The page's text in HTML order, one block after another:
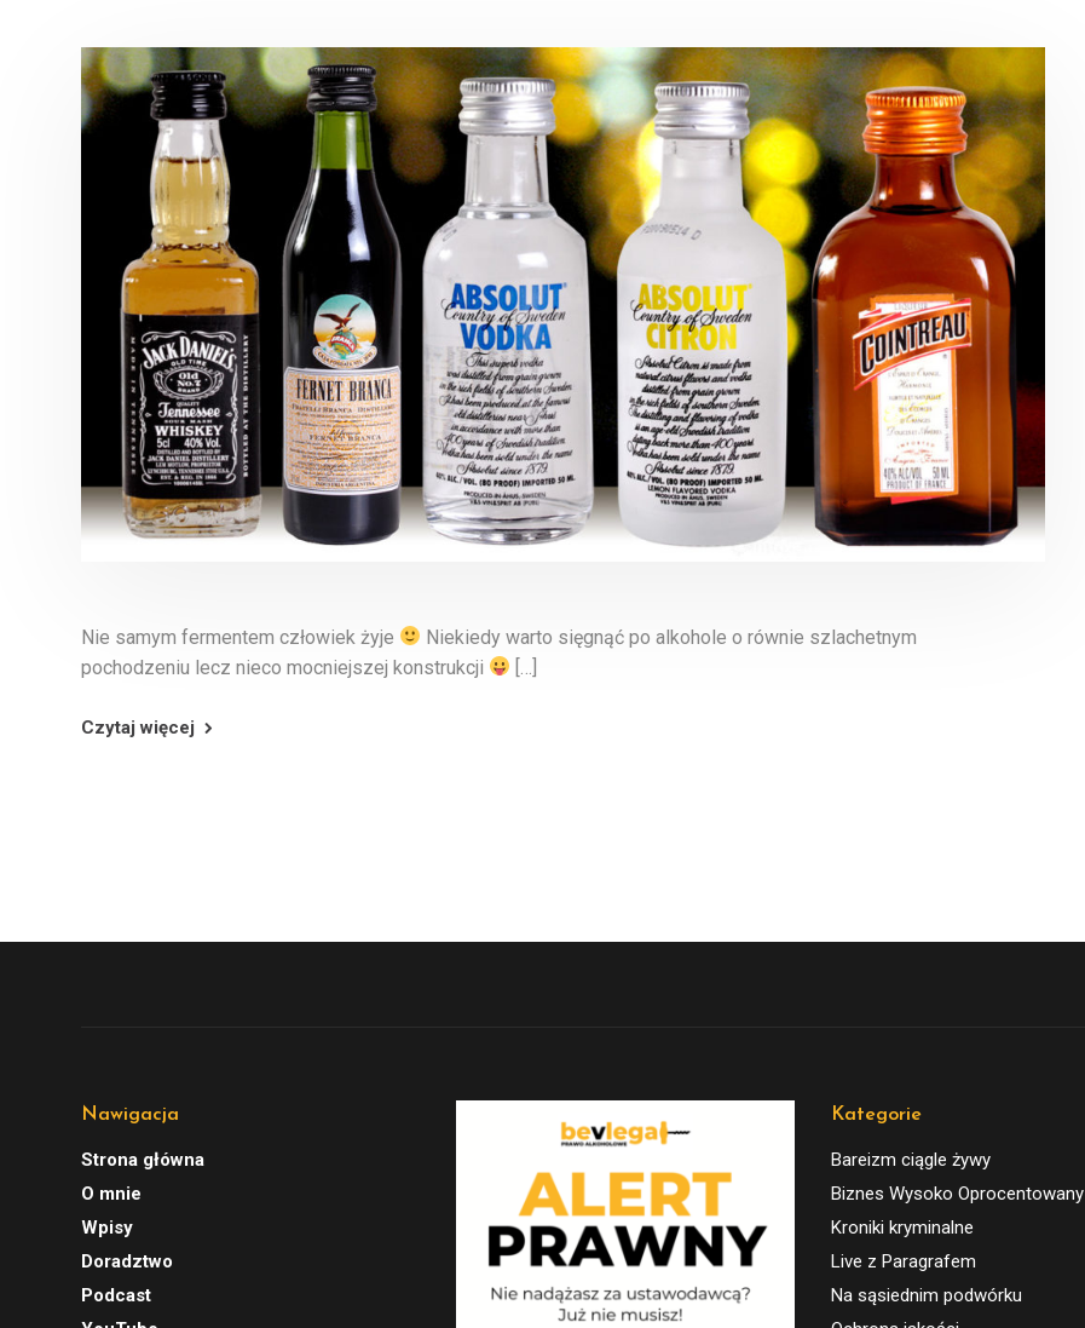
Nie samym fermentem człowiek żyje
Niekiedy warto sięgnąć po alkohole o równie szlachetnym
pochodzeniu lecz nieco mocniejszej konstrukcji
[…]
Czytaj więcej
Nawigacja
Strona główna
O mnie
Wpisy
Doradztwo
Podcast
Kategorie
Bareizm ciągle żywy
Biznes Wysoko Oprocentowany
Kroniki kryminalne
Live z Paragrafem
Na sąsiednim podwórku